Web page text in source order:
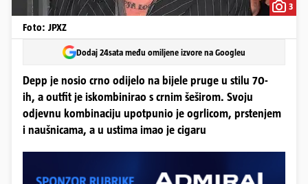
3
Foto: JPXZ
Dodaj 24sata među omiljene izvore na Googleu
Depp je nosio crno odijelo na bijele pruge u stilu 70-
ih, a outfit je iskombinirao s crnim šeširom. Svoju
odjevnu kombinaciju upotpunio je ogrlicom, prstenjem
i naušnicama, a u ustima imao je cigaru